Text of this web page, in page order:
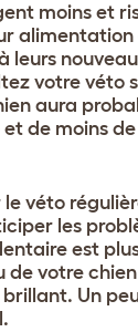
moins et
leurs
votre véto
aura
de moins
le véto
les
est
de votre
brillant. Un